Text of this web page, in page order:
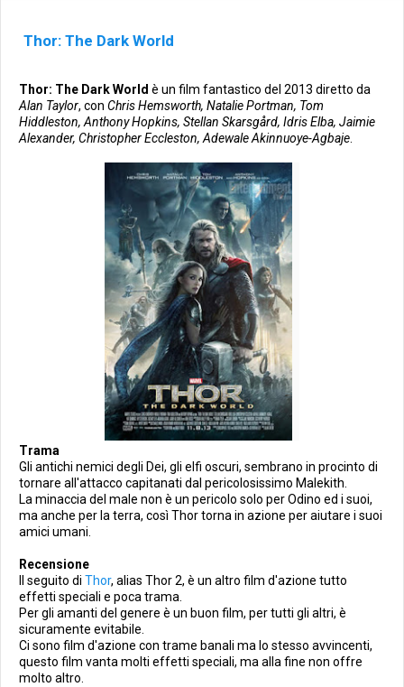
Thor: The Dark World
Thor: The Dark World è un film fantastico del 2013 diretto da
Alan Taylor, con Chris Hemsworth, Natalie Portman, Tom
Hiddleston, Anthony Hopkins, Stellan Skarsgård, Idris Elba, Jaimie
Alexander, Christopher Eccleston, Adewale Akinnuoye-Agbaje
Trama
Gli antichi nemici degli Dei, gli elfi oscuri, sembrano in procinto di
tornare all'attacco capitanati dal pericolosissimo Malekith.
La minaccia del male non è un pericolo solo per Odino ed i suoi,
ma anche per la terra, così Thor torna in azione per aiutare i suoi
amici umani.
Recensione
Il seguito di Thor, alias Thor 2, è un altro film d'azione tutto
effetti speciali e poca trama.
Per gli amanti del genere è un buon film, per tutti gli altri, è
sicuramente evitabile.
Ci sono film d'azione con trame banali ma lo stesso avvincenti,
questo film vanta molti effetti speciali, ma alla fine non offre
molto altro.